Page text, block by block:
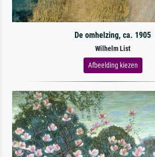
De omhelzing, ca. 1905
Wilhelm List
Afbeelding kiezen